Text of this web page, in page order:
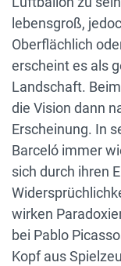
lebensgroß,
Oberflächlich
erscheint es als
Landschaft.
die Vision dann
Erscheinung. In
Barceló immer
sich durch ihren
wirken
bei Pablo
Kopf aus